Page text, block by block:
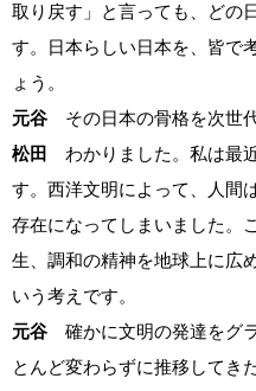
取り戻す」と言っても、どの
す。日本らしい日本を、皆で
ょう。
元谷 その日本の骨格を次世
松田 わかりました。私は最
す。西洋文明によって、人間
存在になってしまいました。
生、調和の精神を地球上に広
いう考えです。
元谷 確かに文明の発達をグ
とんど変わらずに推移してき